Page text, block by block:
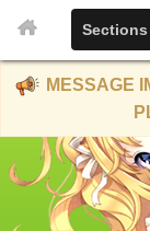
Sections
MESSAGE